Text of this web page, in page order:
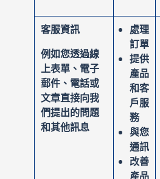
客服資訊
例如您透過線
上表單、電子
郵件、電話或
文章直接向我
們提出的問題
和其他訊息
處理
訂單
提供
產品
和客
戶服
務
與您
通訊
改善